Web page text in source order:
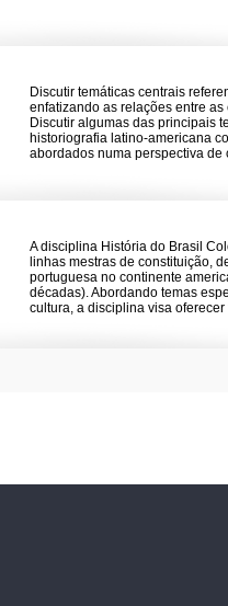
Discutir temáticas centrais
enfatizando as relações entre
Discutir algumas das principais
historiografia latino-americana
abordados numa perspectiva de
A disciplina História do Brasil
linhas mestras de constituição,
portuguesa no continente
décadas). Abordando temas
cultura, a disciplina visa